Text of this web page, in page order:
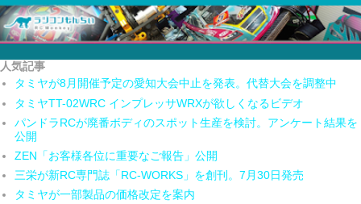
人気記事
タミヤが8月開催予定の愛知大会中止を発表。代替大会を調整中
タミヤTT-02WRC インプレッサWRXが欲しくなるビデオ
パンドラRCが廃番ボディのスポット生産を検討。アンケート結果を
公開
ZEN「お客様各位に重要なご報告」公開
三栄が新RC専門誌「RC-WORKS」を創刊。7月30日発売
タミヤが一部製品の価格改定を案内